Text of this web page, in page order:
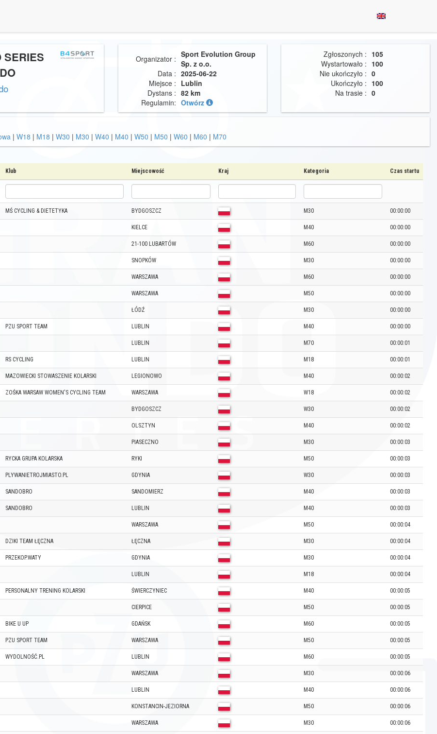
SERIES
Organizator : Sport Evolution Group
Sp. z o.o.
Data : 2025-06-22
Miejsce : Lublin
Dystans : 82 km
Regulamin: Otwórz
Zgłoszonych : 105
Wystartowało : 100
Nie ukończyło : 0
Ukończyło : 100
Na trasie : 0
| W18 | M18 | W30 | M30 | W40 | M40 | W50 | M50 | W60 | M60 | M70
Klub Miejscowość Kraj Kategoria Czas startu
MŚ CYCLING & DIETETYKA BYDGOSZCZ M30 00:00:00
KIELCE M40 00:00:00
21-100 LUBARTÓW M60 00:00:00
SNOPKÓW M30 00:00:00
WARSZAWA M60 00:00:00
WARSZAWA M50 00:00:00
ŁÓDŹ M30 00:00:00
PZU SPORT TEAM LUBLIN M40 00:00:00
LUBLIN M70 00:00:01
RS CYCLING LUBLIN M18 00:00:01
MAZOWIECKI STOWASZENIE KOLARSKI LEGIONOWO M40 00:00:02
ZOŚKA WARSAW WOMEN'S CYCLING TEAM WARSZAWA W18 00:00:02
BYDGOSZCZ W30 00:00:02
OLSZTYN M40 00:00:02
PIASECZNO M30 00:00:03
RYCKA GRUPA KOLARSKA RYKI M50 00:00:03
PLYWANIETROJMIASTO.PL GDYNIA W30 00:00:03
SANDOBRO SANDOMIERZ M40 00:00:03
SANDOBRO LUBLIN M40 00:00:03
WARSZAWA M50 00:00:04
DZIKI TEAM ŁĘCZNA ŁĘCZNA M30 00:00:04
PRZEKOP.WATY GDYNIA M30 00:00:04
LUBLIN M18 00:00:04
PERSONALNY TRENING KOLARSKI ŚWIERCZYNIEC M40 00:00:05
CIERPICE M50 00:00:05
BIKE U UP GDAŃSK M60 00:00:05
PZU SPORT TEAM WARSZAWA M50 00:00:05
WYDOLNOŚĆ.PL LUBLIN M60 00:00:05
WARSZAWA M30 00:00:06
LUBLIN M40 00:00:06
KONSTANCIN-JEZIORNA M50 00:00:06
WARSZAWA M30 00:00:06